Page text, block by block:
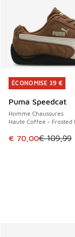
ÉCONOMISE 39 €
Puma Speedcat
Homme Chaussures
Haute Coffee - Frosted
Cet article est en
€ 70,00€ 109,99
ÉCONOMISE 39 €